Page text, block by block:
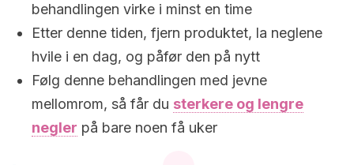
behandlingen virke i minst en time
Etter denne tiden, fjern produktet, la neglene
hvile i en dag, og påfør den på nytt
Følg denne behandlingen med jevne
mellomrom, så får du sterkere og lengre
negler på bare noen få uker